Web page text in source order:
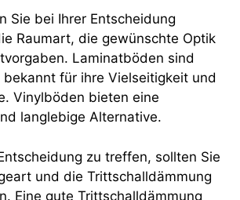
Sie bei Ihrer Entscheidung
Raumart, die gewünschte Optik
Laminatböden sind
für ihre Vielseitigkeit und
Vinylböden bieten eine
langlebige Alternative.
zu treffen, sollten Sie
und die Trittschalldämmung
Eine gute Trittschalldämmung